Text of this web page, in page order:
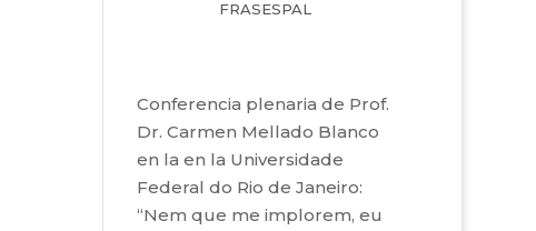
FRASESPAL
Conferencia plenaria de Prof.
Dr. Carmen Mellado Blanco
en la en la Universidade
Federal do Rio de Janeiro:
“Nem que me implorem, eu